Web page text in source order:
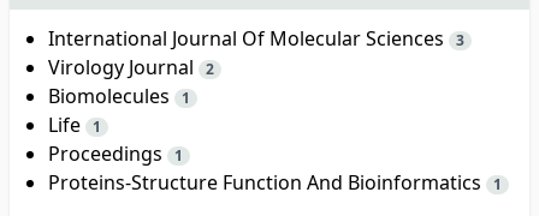
International Journal Of Molecular Sciences 3
Virology Journal 2
Biomolecules 1
Life 1
Proceedings 1
Proteins-Structure Function And Bioinformatics 1